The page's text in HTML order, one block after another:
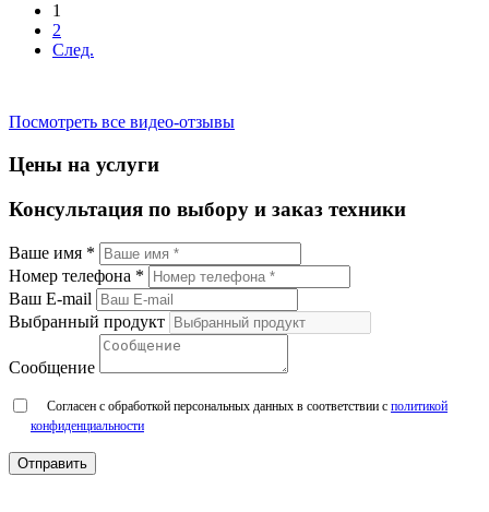
1
2
След.
Посмотреть все видео-отзывы
Цены на услуги
Консультация по выбору и заказ техники
Ваше имя *
Номер телефона *
Ваш E-mail
Выбранный продукт
Сообщение
Согласен с обработкой персональных данных в соответствии с политикой
конфиденциальности